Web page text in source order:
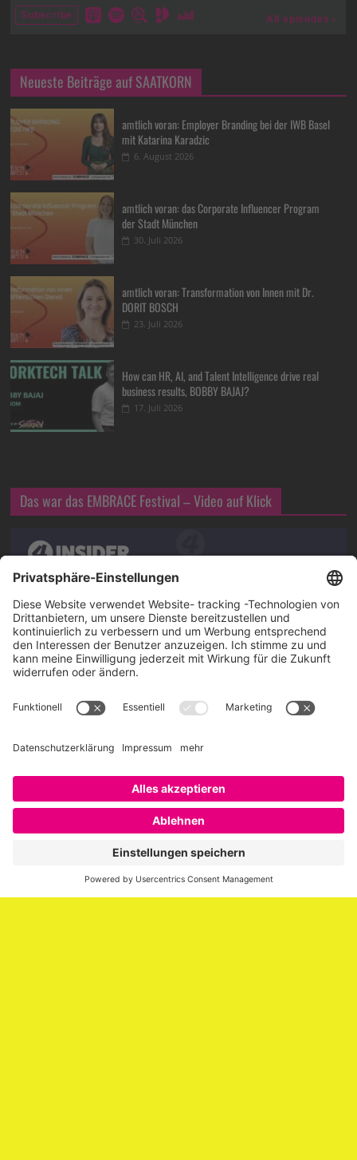
Neueste Beiträge auf SAATKORN
amtlich voran: Employer Branding bei der IWB Basel
mit Katarina Karadzic
6. August 2026
amtlich voran: das Corporate Influencer Program
der Stadt München
30. Juli 2026
amtlich voran: Transformation von Innen mit Dr.
DORIT BOSCH
23. Juli 2026
How can HR, AI, and Talent Intelligence drive real
business results, BOBBY BAJAJ?
17. Juli 2026
Das war das EMBRACE Festival – Video auf Klick
Über SAATKORN
SAATKORN ist der Blog von Gero Hesse. Seit 2009 schreibt
er über die Themen Employer Branding,